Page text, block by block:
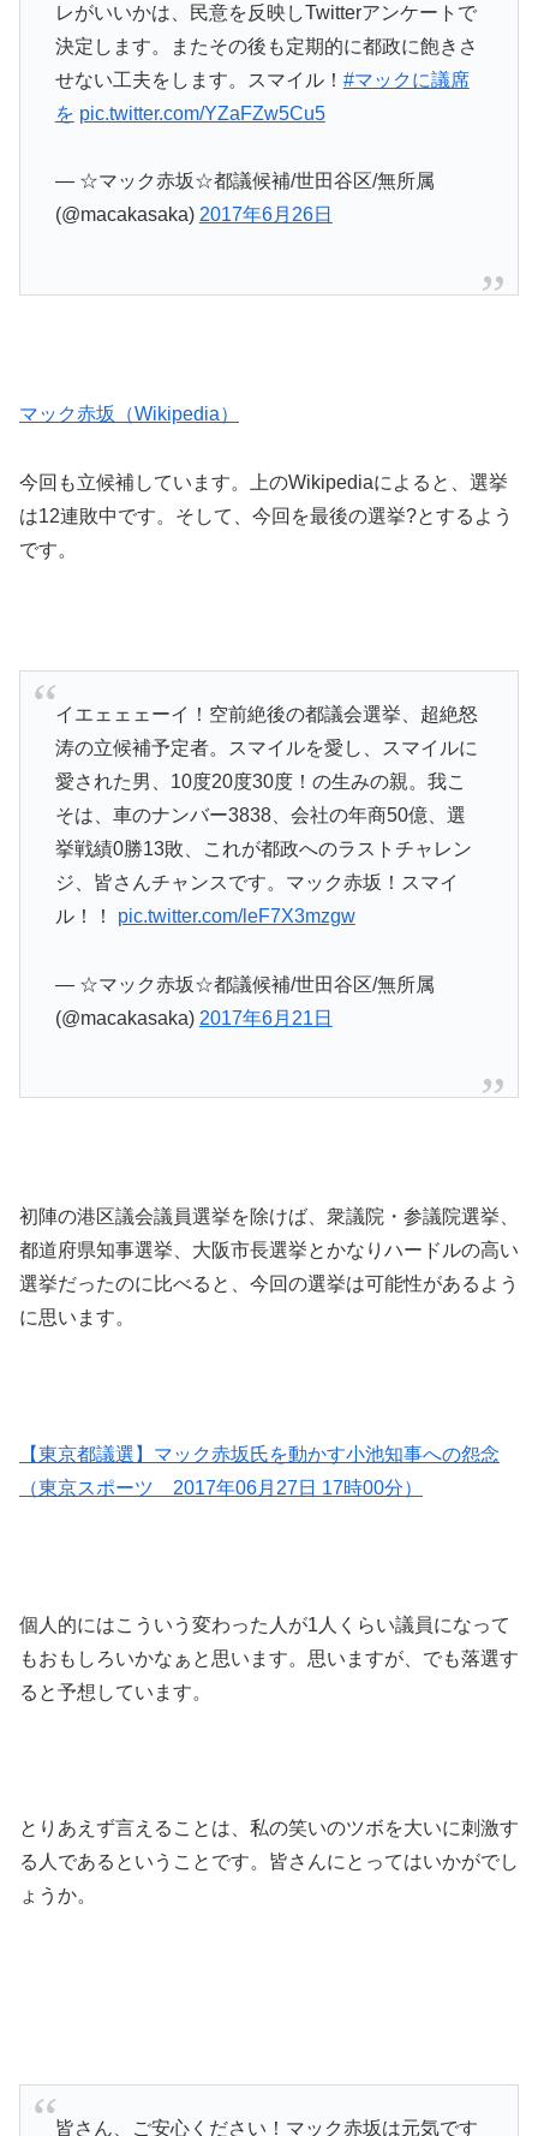
レがいいかは、民意を反映しTwitterアンケートで
決定します。またその後も定期的に都政に飽きさ
せない工夫をします。スマイル！ #マックに議席
を pic.twitter.com/YZaFZw5Cu5
— ☆マック赤坂☆都議候補/世田谷区/無所属
(@macakasaka) 2017年6月26日
マック赤坂（Wikipedia）
今回も立候補しています。上のWikipediaによると、選挙
は12連敗中です。そして、今回を最後の選挙?とするよう
です。
イエェェェーイ！空前絶後の都議会選挙、超絶怒
涛の立候補予定者。スマイルを愛し、スマイルに
愛された男、10度20度30度！の生みの親。我こ
そは、車のナンバー3838、会社の年商50億、選
挙戦績0勝13敗、これが都政へのラストチャレン
ジ、皆さんチャンスです。マック赤坂！スマイ
ル！！ pic.twitter.com/leF7X3mzgw
— ☆マック赤坂☆都議候補/世田谷区/無所属
(@macakasaka) 2017年6月21日
初陣の港区議会議員選挙を除けば、衆議院・参議院選挙、
都道府県知事選挙、大阪市長選挙とかなりハードルの高い
選挙だったのに比べると、今回の選挙は可能性があるよう
に思います。
【東京都議選】マック赤坂氏を動かす小池知事への怨念
（東京スポーツ 2017年06月27日 17時00分）
個人的にはこういう変わった人が1人くらい議員になって
もおもしろいかなぁと思います。思いますが、でも落選す
ると予想しています。
とりあえず言えることは、私の笑いのツボを大いに刺激す
る人であるということです。皆さんにとってはいかがでし
ょうか。
皆さん、ご安心ください！マック赤坂は元気です